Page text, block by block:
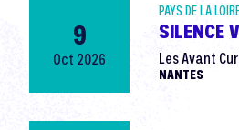
9
Oct 2026
PAYS DE LA
SILENCE
Les Avant
NANTES